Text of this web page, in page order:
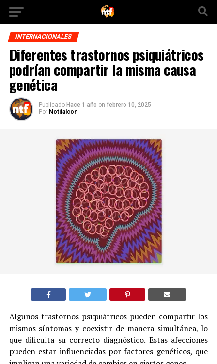
INTERNACIONALES
Diferentes trastornos psiquiátricos
podrían compartir la misma causa
genética
Publicado Hace 1 año on febrero 10, 2025
Por Notifalcon
Algunos trastornos psiquiátricos pueden compartir los
mismos síntomas y coexistir de manera simultánea, lo
que dificulta su correcto diagnóstico. Estas afecciones
pueden estar influenciadas por factores genéticos, que